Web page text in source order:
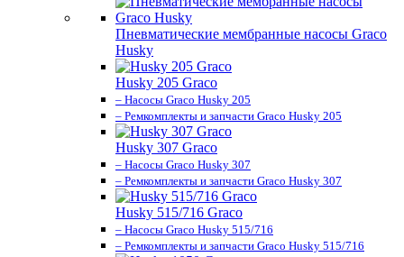
Пневматические мембранные насосы Graco
Husky
Husky 205 Graco
– Насосы Graco Husky 205
– Ремкомплекты и запчасти Graco Husky 205
Husky 307 Graco
– Насосы Graco Husky 307
– Ремкомплекты и запчасти Graco Husky 307
Husky 515/716 Graco
– Насосы Graco Husky 515/716
– Ремкомплекты и запчасти Graco Husky 515/716